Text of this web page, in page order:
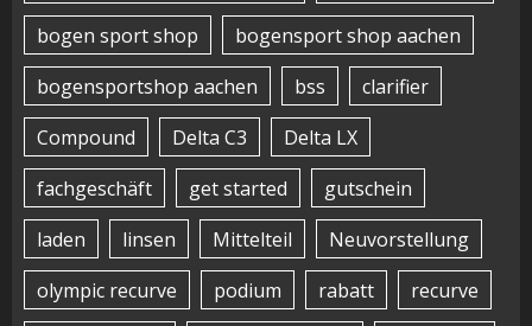
bogen sport shop
bogensport shop aachen
bogensportshop aachen
bss
clarifier
Compound
Delta C3
Delta LX
fachgeschäft
get started
gutschein
laden
linsen Mittelteil
Neuvorstellung
olympic recurve
podium rabatt
recurve